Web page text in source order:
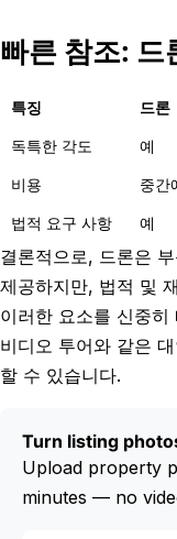
빠른 참조: 드
특징 드론
독특한 각도 예
비용 중간
법적 요구 사항 예
결론적으로, 드론은
제공하지만, 법적 및
이러한 요소를 신중
비디오 투어와 같은
할 수 있습니다.
Turn listing
Upload property
minutes — no